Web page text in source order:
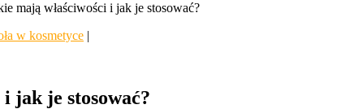
mają właściwości i jak je stosować?
w kosmetyce |
jak je stosować?